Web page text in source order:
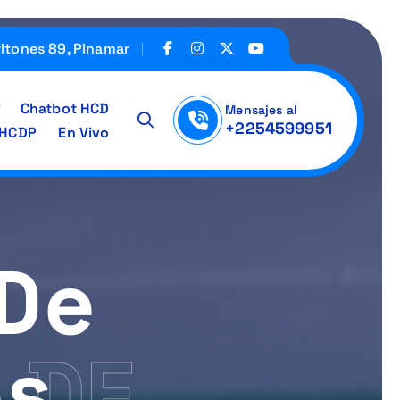
89, Pinamar
Chatbot HCD
En Vivo
Mensajes al
+2254599951